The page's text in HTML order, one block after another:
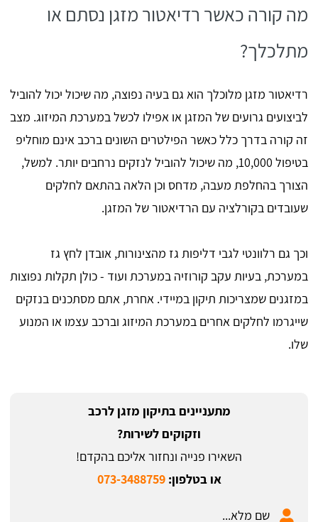
מה קורה כאשר רדיאטור מזגן נסתם או
מתלכלך?
רדיאטור מזגן מלוכלך הוא גם בעיה נפוצה, מה שיכול יכול להוביל
לביצועים גרועים של המזגן או אפילו לכשל במערכת המיזוג. מצב
זה קורה בדרך כלל כאשר הפילטרים השונים ברכב אינם מוחליפ
בטיפול 10,000, מה שיכול להוביל לנזקים נרחבים יותר. למשל,
הצורך בהחלפת מעבה, מדחס וכן הלאה בהתאם לחלקים
שעובדים בקורלציה עם הרדיאטור של המזגן.
וכך גם רלוונטי לגבי דליפות גז מהצינורות, אובדן לחץ גז
במערכת, בעיות עקב קורוזיה במערכת ועוד - כולן תקלות נפוצות
במזגנים שמצריכות תיקון במיידי. אחרת, אתם מסתכנים בנזקים
שייגרמו לחלקים אחרים במערכת המיזוג וברכב עצמו או המנוע
שלו.
מתעניינים בתיקון מזגן לרכב
וזקוקים לשירות?
השאירו פנייה ונחזור אליכם בהקדם!
או בטלפון:073-3488759